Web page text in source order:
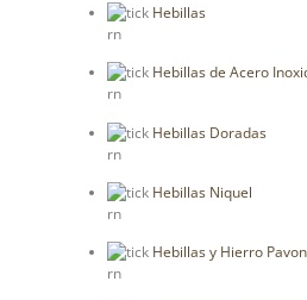
Hebillas
rn
Hebillas de Acero
rn
Hebillas Doradas
rn
Hebillas Niquel
rn
Hebillas y Hierro
rn